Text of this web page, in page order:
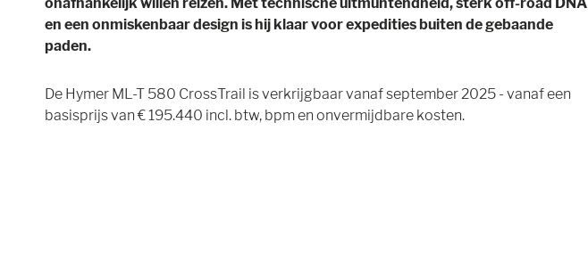
en een onmiskenbaar design is hij klaar voor expedities buiten de gebaande
paden.
De Hymer ML-T 580 CrossTrail is verkrijgbaar vanaf september 2025 - vanaf een
basisprijs van € 195.440 incl. btw, bpm en onvermijdbare kosten.